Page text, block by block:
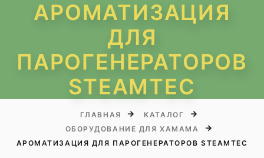
АРОМАТИЗАЦИЯ
ДЛЯ
ПАРОГЕНЕРАТОРОВ
STEAMTEC
ГЛАВНАЯ
КАТАЛОГ
ОБОРУДОВАНИЕ ДЛЯ ХАМАМА
АРОМАТИЗАЦИЯ ДЛЯ ПАРОГЕНЕРАТОРОВ STEAMTEC